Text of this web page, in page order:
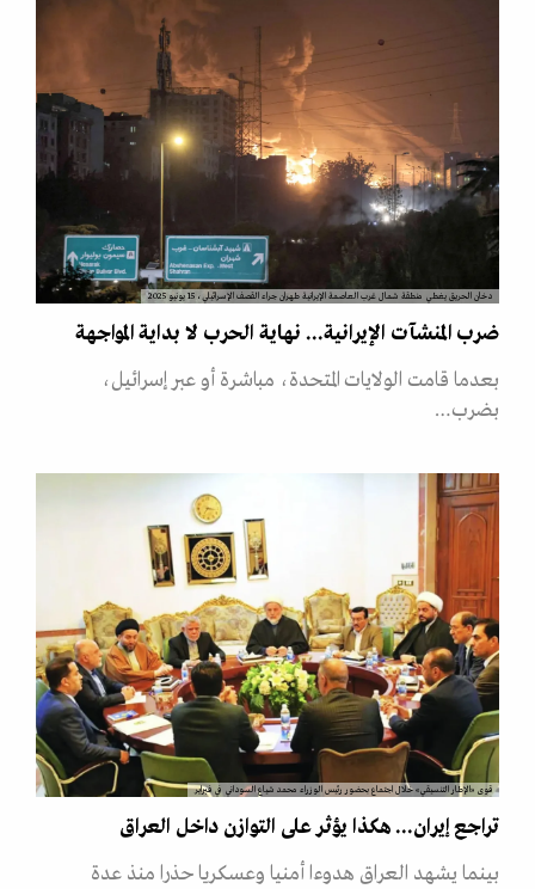
دخان الحريق يغطي منطقة شمال غرب العاصمة الإيرانية طهران جراء القصف الإسرائيلي، 15 يونيو 2025
ضرب المنشآت الإيرانية... نهاية الحرب لا بداية المواجهة
بعدما قامت الولايات المتحدة، مباشرة أو عبر إسرائيل،
بضرب…
قوى «الإطار التنسيقي» خلال اجتماع بحضور رئيس الوزراء محمد شياع السوداني في فبراير
تراجع إيران... هكذا يؤثر على التوازن داخل العراق
بينما يشهد العراق هدوءا أمنيا وعسكريا حذرا منذ عدة